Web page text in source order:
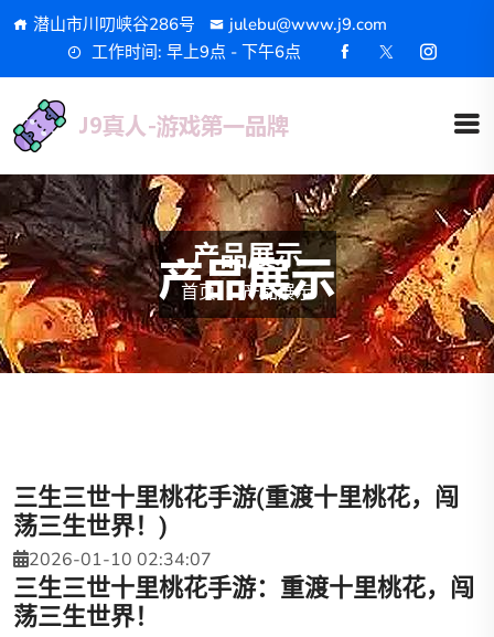
潜山市川叨峡谷286号
julebu@www.j9.com
工作时间: 早上9点 - 下午6点
产品展示
首页 产品展示
三生三世十里桃花手游(重渡十里桃花，闯
荡三生世界！)
2026-01-10 02:34:07
三生三世十里桃花手游：重渡十里桃花，闯
荡三生世界！